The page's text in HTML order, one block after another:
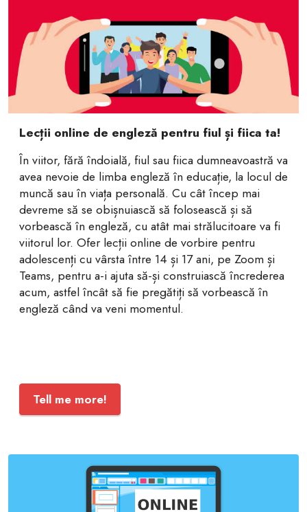
Lecții online de engleză pentru fiul și fiica ta!
În viitor, fără îndoială, fiul sau fiica dumneavoastră va
avea nevoie de limba engleză în educație, la locul de
muncă sau în viața personală. Cu cât încep mai
devreme să se obișnuiască să folosească și să
vorbească în engleză, cu atât mai strălucitoare va fi
viitorul lor. Ofer lecții online de vorbire pentru
adolescenți cu vârsta între 14 și 17 ani, pe Zoom și
Teams, pentru a-i ajuta să-și construiască încrederea
acum, astfel încât să fie pregătiți să vorbească în
engleză când va veni momentul.
Tell me more!